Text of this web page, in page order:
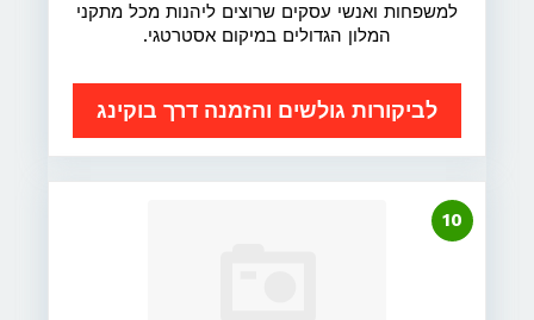
למשפחות ואנשי עסקים שרוצים ליהנות מכל מתקני
המלון הגדולים במיקום אסטרטגי.
לביקורות גולשים והזמנה דרך בוקינג
10